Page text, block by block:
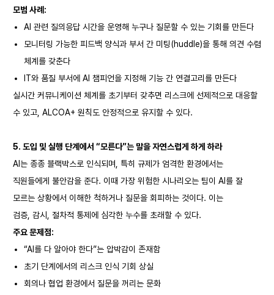
모범 사례:
AI 관련 질의응답 시간을 운영해 누구나 질문할 수 있는 기회를 만든다
모니터링 가능한 피드백 양식과 부서 간 미팅(huddle)을 통해 의견 수렴
체계를 갖춘다
IT와 품질 부서에 AI 챔피언을 지정해 기능 간 연결고리를 만든다
실시간 커뮤니케이션 체계를 초기부터 갖추면 리스크에 선제적으로 대응할
수 있고, ALCOA+ 원칙도 안정적으로 유지할 수 있다.
5. 도입 및 실행 단계에서 “모른다”는 말을 자연스럽게 하게 하라
AI는 종종 블랙박스로 인식되며, 특히 규제가 엄격한 환경에서는
직원들에게 불안감을 준다. 이때 가장 위험한 시나리오는 팀이 AI를 잘
모르는 상황에서 이해한 척하거나 질문을 회피하는 것이다. 이는
검증, 감시, 절차적 통제에 심각한 누수를 초래할 수 있다.
주요 문제점:
“AI를 다 알아야 한다”는 압박감이 존재함
초기 단계에서의 리스크 인식 기회 상실
회의나 협업 환경에서 질문을 꺼리는 문화